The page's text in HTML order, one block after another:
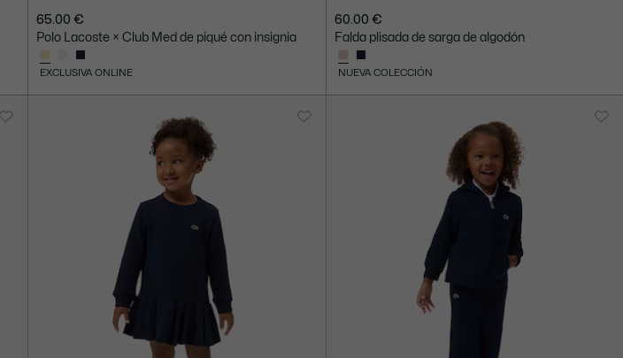
65.00 €
Polo Lacoste × Club Med de piqué con insignia
EXCLUSIVA ONLINE
60.00 €
Falda plisada de sarga de algodón
NUEVA COLECCIÓN